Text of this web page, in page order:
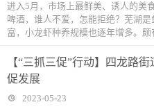
进入5月，市场上最鲜美、诱人的美
啤酒，谁人不爱，怎能拒绝？芜湖
富，小龙虾种养规模也逐年增多。颇
【“三抓三促”行动】四龙路
促发展
2023-05-23